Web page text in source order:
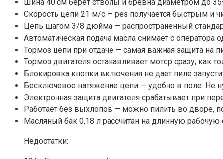
Шина 40 см берет стволы и бревна диаметром до
Скорость цепи 21 м/с — рез получается быстрым и
Цепь шагом 3/8 дюйма — распространенный
Автоматическая подача масла снимает с
Тормоз цепи при отдаче — самая важная защита на
Тормоз двигателя останавливает мотор сразу, как
Блокировка кнопки включения не дает пиле
Бесключевое натяжение цепи — удобно в поле. Не
Электронная защита двигателя срабатывает при
Работает без выхлопов — можно пилить во дворе,
Масляный бак 0,18 л рассчитан на длинную
Недостатки: